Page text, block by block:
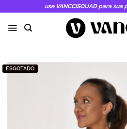
content
use VANCCISQUAD para
ESGOTADO